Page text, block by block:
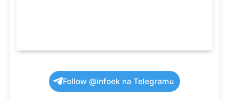
Follow @infoek na Telegramu